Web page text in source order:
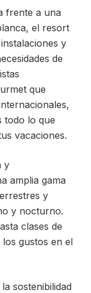
frente a una
el resort
y
de
que
todo lo que
vacaciones.
y
amplia gama
y
y nocturno.
clases de
gustos en el
sostenibilidad